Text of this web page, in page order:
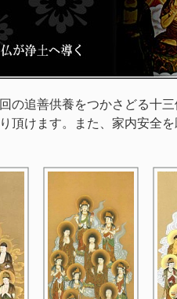
の追善供養をつかさどる十
頂けます。また、家内安全